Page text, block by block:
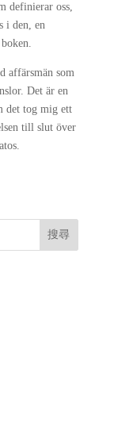
definierar oss,
i den, en
affärsmän som
Det är en
det tog mig ett
till slut över
搜尋